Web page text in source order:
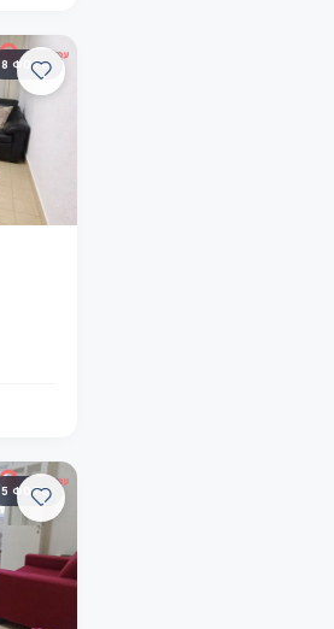
8 ФОТО
5 ФОТО